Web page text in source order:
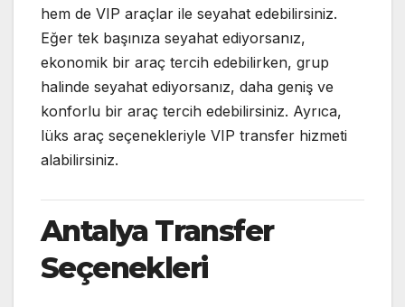
hem de VIP araçlar ile seyahat edebilirsiniz.
Eğer tek başınıza seyahat ediyorsanız,
ekonomik bir araç tercih edebilirken, grup
halinde seyahat ediyorsanız, daha geniş ve
konforlu bir araç tercih edebilirsiniz. Ayrıca,
lüks araç seçenekleriyle VIP transfer hizmeti
alabilirsiniz.
Antalya Transfer
Seçenekleri